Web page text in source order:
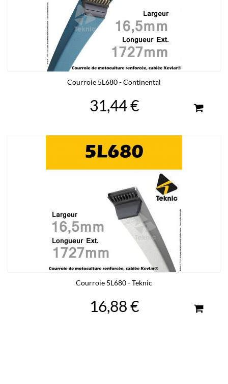
Courroie 5L680 - Continental
31,44 €
Courroie 5L680 - Teknic
16,88 €